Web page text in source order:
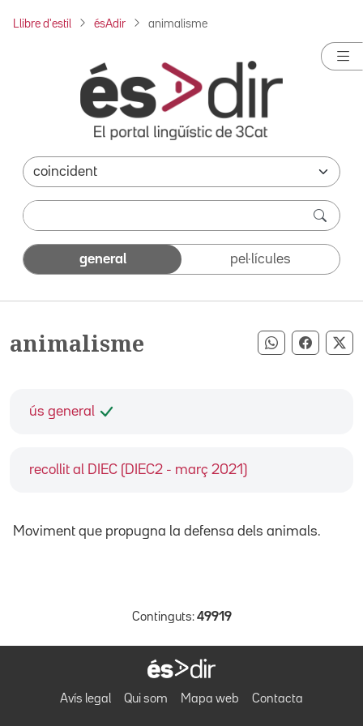
Llibre d'estil ésAdir animalisme
general pel·lícules
animalisme Compartir
ús general
recollit al DIEC (DIEC2 - març 2021)
Moviment que propugna la defensa dels animals.
Continguts: 49919
Avís legal Qui som Mapa web Contacta